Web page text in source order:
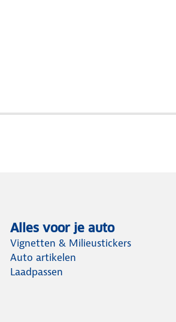
Alles voor je auto
Vignetten & Milieustickers
Auto artikelen
Laadpassen